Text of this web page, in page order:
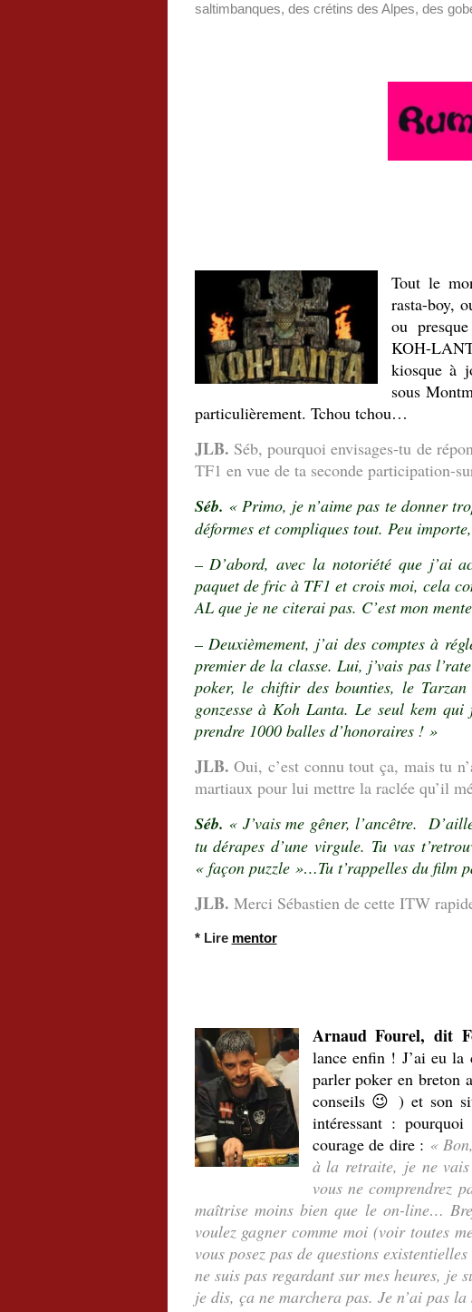
saltimbanques, des crétins des Alpes, des
Tout le
rasta-boy,
ou
KOH-
kiosque à
sous
particulièrement. Tchou tchou…
JLB. Séb, pourquoi envisages-tu de
TF1 en vue de ta seconde participation-
Séb. « Primo, je n’aime pas te donner
déformes et compliques tout. Peu
– D’abord, avec la notoriété que j’ai
paquet de fric à TF1 et crois moi, cela
AL que je ne citerai pas. C’est mon
– Deuxièmement, j’ai des comptes à
premier de la classe. Lui, j’vais pas
poker, le chiftir des bounties, le
gonzesse à Koh Lanta. Le seul kem
prendre 1000 balles d’honoraires ! »
JLB. Oui, c’est connu tout ça, mais tu
martiaux pour lui mettre la raclée qu’il
Séb. « J’vais me gêner, l’ancêtre.
tu dérapes d’une virgule. Tu vas
« façon puzzle »…Tu t’rappelles du film
JLB. Merci Sébastien de cette ITW
* Lire mentor
Arnaud Fourel, dit
lance enfin ! J’ai eu la
parler poker en breton
conseils 😉 ) et son
intéressant :
courage de dire : «
à la retraite, je ne vais
vous ne comprendrez
maîtrise moins bien que le on-line…
voulez gagner comme moi (voir toutes
vous posez pas de questions
ne suis pas regardant sur mes heures, je
je dis, ça ne marchera pas. Je n’ai pas